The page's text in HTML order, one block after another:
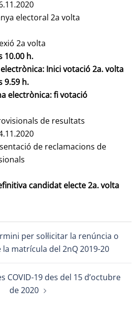
electoral 2a volta
2a volta
10.00 h.
Inici votació 2a. volta
9.59 h.
electrònica: fi votació
de resultats
de reclamacions de
candidat electe 2a. volta
per sol·licitar la renúncia o
matrícula del 2nQ 2019-20
COVID-19 des del 15 d’octubre
de 2020